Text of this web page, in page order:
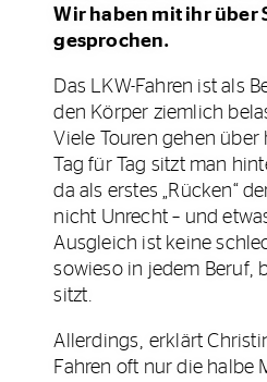
Wir haben mit ihr über
gesprochen.
Das LKW-Fahren ist als
den Körper ziemlich
Viele Touren gehen
Tag für Tag sitzt man
da als erstes „Rücken“
nicht Unrecht – und
Ausgleich ist keine
sowieso in jedem Beruf,
sitzt.
Allerdings, erklärt
Fahren oft nur die halbe